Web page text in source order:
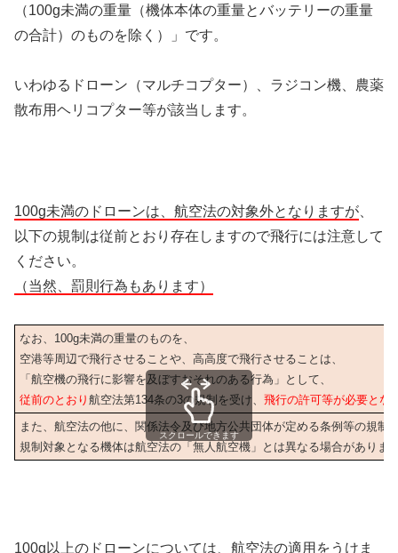
（100g未満の重量（機体本体の重量とバッテリーの重量
の合計）のものを除く）」です。
いわゆるドローン（マルチコプター）、ラジコン機、農薬
散布用ヘリコプター等が該当します。
100g未満のドローンは、航空法の対象外となりますが
以下の規制は従前とおり存在しますので飛行には注意して
ください。
（当然、罰則行為もあります）
なお、100g未満の重量のものを、
空港等周辺で飛行させることや、高高度で飛行させることは、
「航空機の飛行に影響を及ぼすおそれのある行為」として、
従前のとおり 航空法第134条の3の規制を受け、 飛行の許可等が必要とな
また、航空法の他に、関係法令及び地方公共団体が定める条例等の規制
規制対象となる機体は航空法の「無人航空機」とは異なる場合がありま
スクロールできます
100g以上のドローンについては、航空法の適用をうけま